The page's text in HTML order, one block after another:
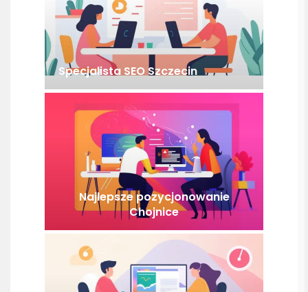
Specjalista SEO Szczecin
Najlepsze pozycjonowanie
Chojnice